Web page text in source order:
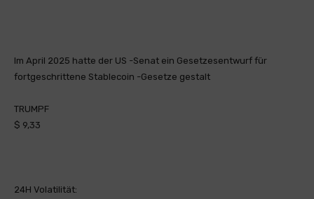
Im April 2025 hatte der US -Senat ein Gesetzesentwurf für
fortgeschrittene Stablecoin -Gesetze gestalt
TRUMPF
$ 9,33
24H Volatilität: